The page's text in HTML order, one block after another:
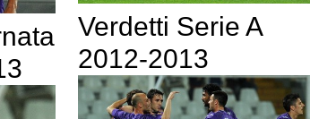
Verdetti Serie A
2012-2013